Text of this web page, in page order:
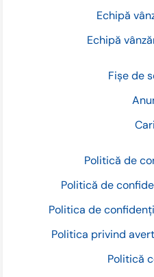
Fișe de
Politică de
Politică de
Politica de
Politica privind
Politică
Echipă
Echipă